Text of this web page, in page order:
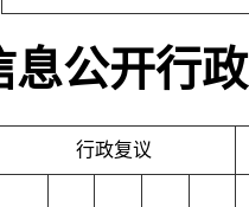
息公开行
行政复议